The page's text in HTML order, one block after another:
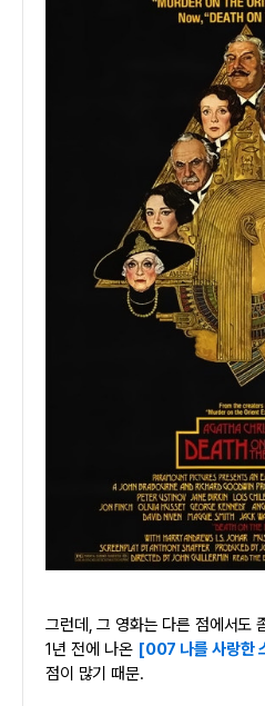
그런데, 그 영화는 다른 점에서도
1년 전에 나온 [007 나를 사랑한
점이 많기 때문.